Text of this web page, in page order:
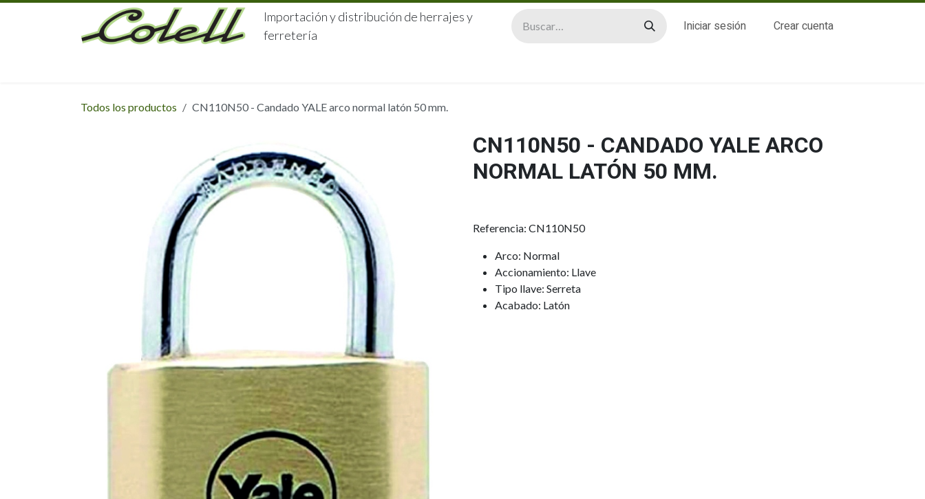
Ir al contenido
Importación y distribución de herrajes y
ferretería
Iniciar sesión Crear cuenta
Todos los productos CN110N50 - Candado YALE arco normal latón 50 mm.
CN110N50 - CANDADO YALE ARCO
NORMAL LATÓN 50 MM.
Referencia: CN110N50
Arco: Normal
Accionamiento: Llave
Tipo llave: Serreta
Acabado: Latón